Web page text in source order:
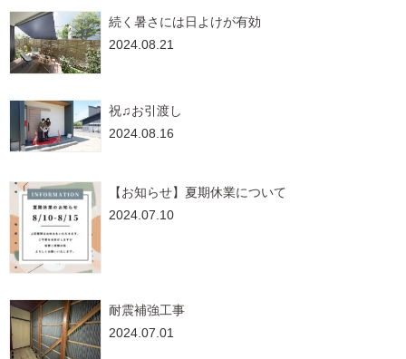
続く暑さには日よけが有効
2024.08.21
祝♫お引渡し
2024.08.16
【お知らせ】夏期休業について
2024.07.10
耐震補強工事
2024.07.01